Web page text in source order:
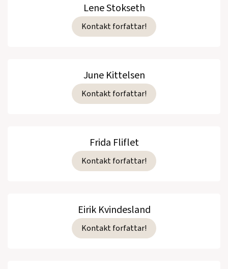
Lene Stokseth
Kontakt forfattar!
June Kittelsen
Kontakt forfattar!
Frida Fliflet
Kontakt forfattar!
Eirik Kvindesland
Kontakt forfattar!